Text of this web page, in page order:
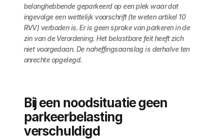
belanghebbende geparkeerd op een plek waar dat
ingevolge een wettelijk voorschrift (te weten artikel 10
RVV) verboden is. Er is geen sprake van parkeren in de
zin van de Verordening. Het belastbare feit heeft zich
niet voorgedaan. De naheffingsaanslag is derhalve ten
onrechte opgelegd.
Bij een noodsituatie geen
parkeerbelasting
verschuldigd